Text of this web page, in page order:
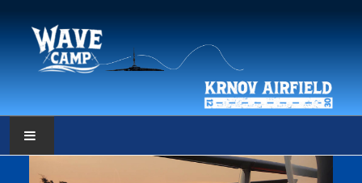
HLAVNÍ STRÁNKA